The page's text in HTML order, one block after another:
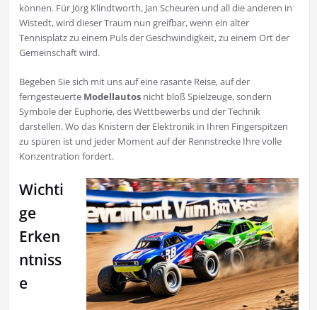
können. Für Jörg Klindtworth, Jan Scheuren und all die anderen in
Wistedt, wird dieser Traum nun greifbar, wenn ein alter
Tennisplatz zu einem Puls der Geschwindigkeit, zu einem Ort der
Gemeinschaft wird.
Begeben Sie sich mit uns auf eine rasante Reise, auf der
ferngesteuerte Modellautosnicht bloß Spielzeuge, sondern
Symbole der Euphorie, des Wettbewerbs und der Technik
darstellen. Wo das Knistern der Elektronik in Ihren Fingerspitzen
zu spüren ist und jeder Moment auf der Rennstrecke Ihre volle
Konzentration fordert.
Wichti
ge
Erken
ntniss
e